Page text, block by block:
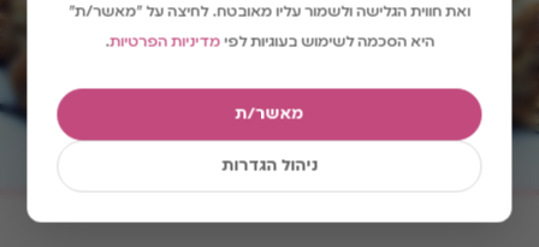
ואת חווית הגלישה ולשמור עליו מאובטח. לחיצה על "מאשר/ת"
היא הסכמה לשימוש בעוגיות לפי מדיניות הפרטיות.
מאשר/ת
ניהול הגדרות
327הכינו ואהבו